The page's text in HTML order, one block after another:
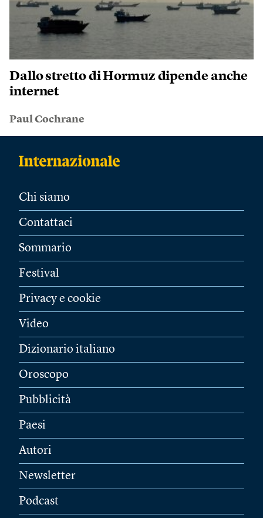
Dallo stretto di Hormuz dipende anche
internet
Paul Cochrane
Chi siamo
Contattaci
Sommario
Festival
Privacy e cookie
Video
Dizionario italiano
Oroscopo
Pubblicità
Paesi
Autori
Newsletter
Podcast